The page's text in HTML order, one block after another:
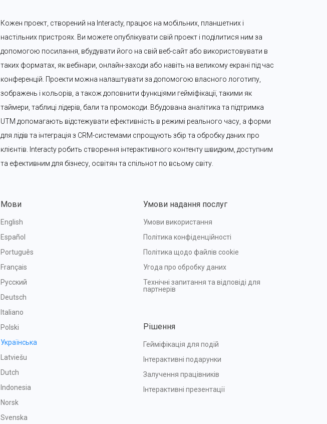
Кожен проект, створений на Interacty, працює на мобільних, планшетних і
настільних пристроях. Ви можете опублікувати свій проект і поділитися ним за
допомогою посилання, вбудувати його на свій веб-сайт або використовувати в
таких форматах, як вебінари, онлайн-заходи або навіть на великому екрані під час
конференцій. Проекти можна налаштувати за допомогою власного логотипу,
зображень і кольорів, а також доповнити функціями гейміфікації, такими як
таймери, таблиці лідерів, бали та промокоди. Вбудована аналітика та підтримка
UTM допомагають відстежувати ефективність в режимі реального часу, а форми
для лідів та інтеграція з CRM-системами спрощують збір та обробку даних про
клієнтів. Interacty робить створення інтерактивного контенту швидким, доступним
та ефективним для бізнесу, освітян та спільнот по всьому світу.
Мови
English
Español
Português
Français
Русский
Deutsch
Italiano
Polski
Українська
Latviešu
Dutch
Indonesia
Norsk
Svenska
Умови надання послуг
Умови використання
Політика конфіденційності
Політика щодо файлів cookie
Угода про обробку даних
Технічні запитання та відповіді для
партнерів
Рішення
Гейміфікація для подій
Інтерактивні подарунки
Залучення працівників
Інтерактивні презентації